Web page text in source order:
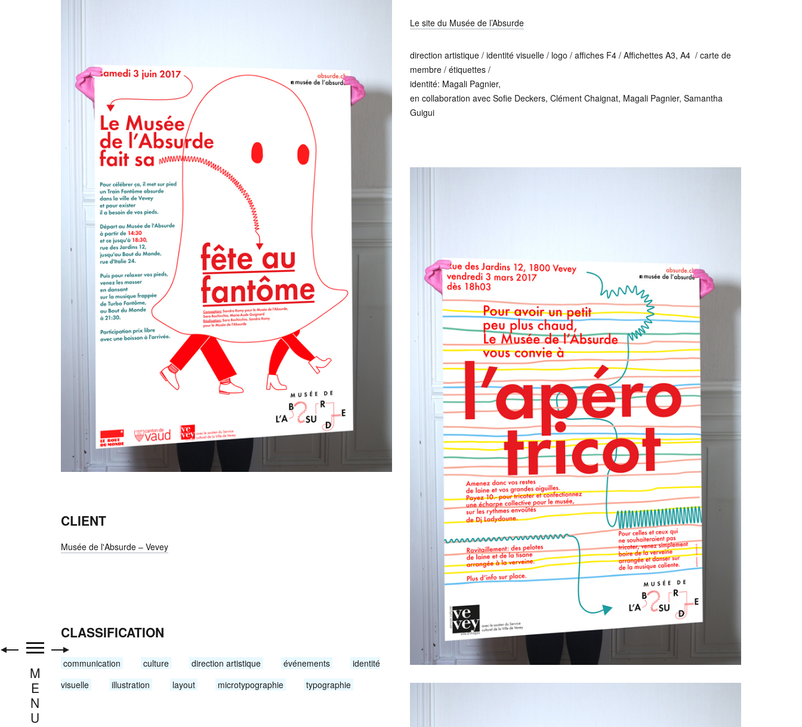
M
E
N
U
Le site du Musée de l’Absurde
direction artistique / identité visuelle / logo / affiches F4 / Affichettes A3, A4 / carte de
membre / étiquettes /
identité: Magali Pagnier,
en collaboration avec Sofie Deckers, Clément Chaignat, Magali Pagnier, Samantha
Guigui
CLIENT
Musée de l'Absurde – Vevey
CLASSIFICATION
communication culture direction artistique événements
identité
visuelle
illustration layout microtypographie typographie